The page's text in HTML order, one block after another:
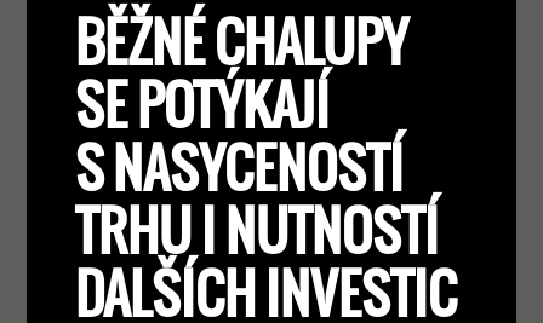
BĚŽNÉ CHALUPY
SE POTÝKAJÍ
S NASYCENOSTÍ
TRHU I NUTNOSTÍ
DALŠÍCH INVESTIC